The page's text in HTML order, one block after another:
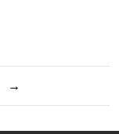
→